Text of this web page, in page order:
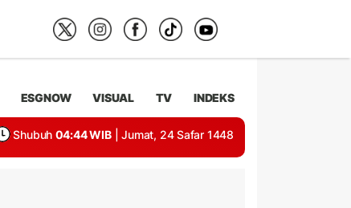
ESGNOW VISUAL TV INDEKS
Shubuh 04:44 WIB | Jumat, 24 Safar 1448